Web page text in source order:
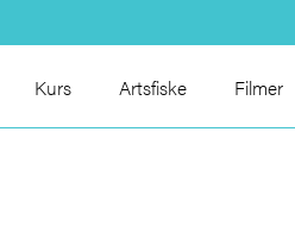
Kurs Artsfiske Filmer